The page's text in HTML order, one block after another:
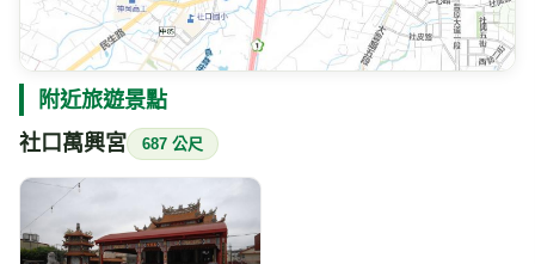
附近旅遊景點
社口萬興宮 687 公尺